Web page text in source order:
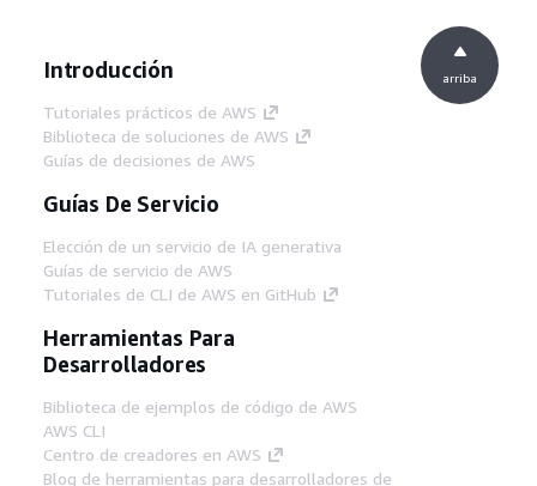
Introducción
Tutoriales prácticos de AWS
Biblioteca de soluciones de AWS
Guías de decisiones de AWS
Guías De Servicio
Elección de un servicio de IA generativa
Guías de servicio de AWS
Tutoriales de CLI de AWS en GitHub
Herramientas Para
Desarrolladores
Biblioteca de ejemplos de código de AWS
AWS CLI
Centro de creadores en AWS
Blog de herramientas para desarrolladores de
arriba